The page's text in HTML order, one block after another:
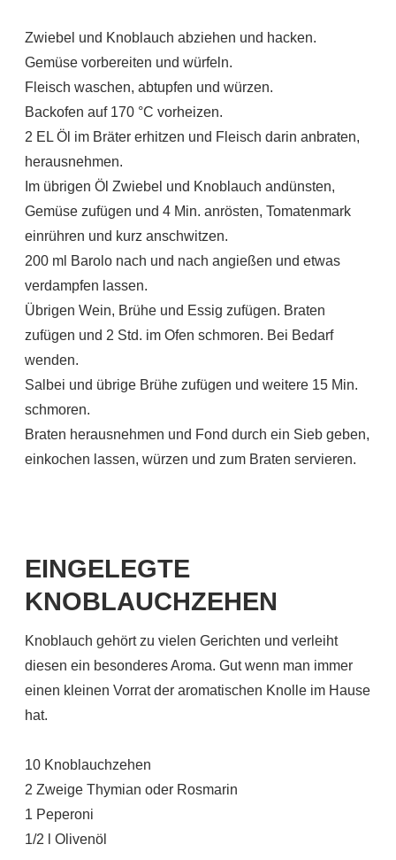
Zwiebel und Knoblauch abziehen und hacken.
Gemüse vorbereiten und würfeln.
Fleisch waschen, abtupfen und würzen.
Backofen auf 170 °C vorheizen.
2 EL Öl im Bräter erhitzen und Fleisch darin anbraten,
herausnehmen.
Im übrigen Öl Zwiebel und Knoblauch andünsten,
Gemüse zufügen und 4 Min. anrösten, Tomatenmark
einrühren und kurz anschwitzen.
200 ml Barolo nach und nach angießen und etwas
verdampfen lassen.
Übrigen Wein, Brühe und Essig zufügen. Braten
zufügen und 2 Std. im Ofen schmoren. Bei Bedarf
wenden.
Salbei und übrige Brühe zufügen und weitere 15 Min.
schmoren.
Braten herausnehmen und Fond durch ein Sieb geben,
einkochen lassen, würzen und zum Braten servieren.
EINGELEGTE
KNOBLAUCHZEHEN
Knoblauch gehört zu vielen Gerichten und verleiht
diesen ein besonderes Aroma. Gut wenn man immer
einen kleinen Vorrat der aromatischen Knolle im Hause
hat.
10 Knoblauchzehen
2 Zweige Thymian oder Rosmarin
1 Peperoni
1/2 l Olivenöl